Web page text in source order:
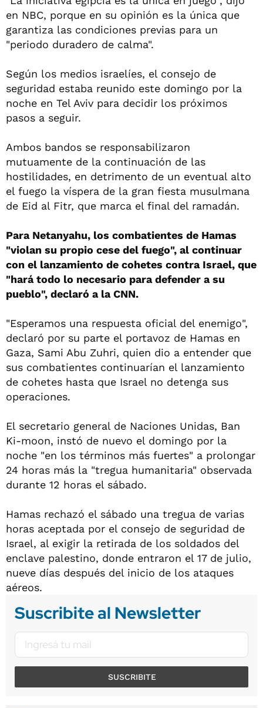
en NBC, porque en su opinión es la única que
garantiza las condiciones previas para un
"periodo duradero de calma".
Según los medios israelíes, el consejo de
seguridad estaba reunido este domingo por la
noche en Tel Aviv para decidir los próximos
pasos a seguir.
Ambos bandos se responsabilizaron
mutuamente de la continuación de las
hostilidades, en detrimento de un eventual alto
el fuego la víspera de la gran fiesta musulmana
de Eid al Fitr, que marca el final del ramadán.
Para Netanyahu, los combatientes de Hamas
"violan su propio cese del fuego", al continuar
con el lanzamiento de cohetes contra Israel, que
"hará todo lo necesario para defender a su
pueblo", declaró a la CNN.
"Esperamos una respuesta oficial del enemigo",
declaró por su parte el portavoz de Hamas en
Gaza, Sami Abu Zuhri, quien dio a entender que
sus combatientes continuarían el lanzamiento
de cohetes hasta que Israel no detenga sus
operaciones.
El secretario general de Naciones Unidas, Ban
Ki-moon, instó de nuevo el domingo por la
noche "en los términos más fuertes" a prolongar
24 horas más la "tregua humanitaria" observada
durante 12 horas el sábado.
Hamas rechazó el sábado una tregua de varias
horas aceptada por el consejo de seguridad de
Israel, al exigir la retirada de los soldados del
enclave palestino, donde entraron el 17 de julio,
nueve días después del inicio de los ataques
aéreos.
Suscribite al Newsletter
SUSCRIBITE